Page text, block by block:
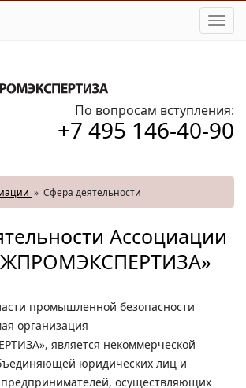
По вопросам вступления:
+7 495 146-40-90
» Сфера деятельности
Ассоциации
промышленной безопасности
организация
является некоммерческой
юридических лиц и
осуществляющих